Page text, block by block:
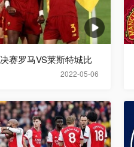
2022-05-06
赛罗马VS莱斯特城比